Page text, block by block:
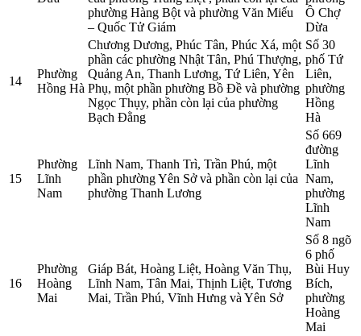
phường Hàng Bột và phường Văn Miếu
– Quốc Tử Giám
Ô Chợ
Dừa
14
Phường
Hồng Hà
Chương Dương, Phúc Tân, Phúc Xá, một
phần các phường Nhật Tân, Phú Thượng,
Quảng An, Thanh Lương, Tứ Liên, Yên
Phụ, một phần phường Bồ Đề và phường
Ngọc Thụy, phần còn lại của phường
Bạch Đằng
Số 30
phố Tứ
Liên,
phường
Hồng
Hà
15
Phường
Lĩnh
Nam
Lĩnh Nam, Thanh Trì, Trần Phú, một
phần phường Yên Sở và phần còn lại của
phường Thanh Lương
Số 669
đường
Lĩnh
Nam,
phường
Lĩnh
Nam
16
Phường
Hoàng
Mai
Giáp Bát, Hoàng Liệt, Hoàng Văn Thụ,
Lĩnh Nam, Tân Mai, Thịnh Liệt, Tương
Mai, Trần Phú, Vĩnh Hưng và Yên Sở
Số 8 ngõ
6 phố
Bùi Huy
Bích,
phường
Hoàng
Mai